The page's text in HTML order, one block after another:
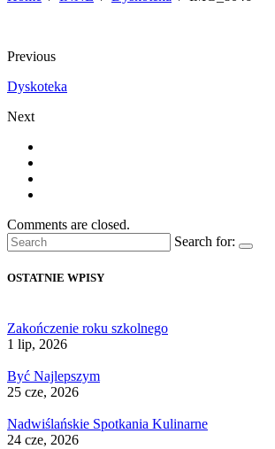
Previous
Dyskoteka
Next
Comments are closed.
Search for:
OSTATNIE WPISY
Zakończenie roku szkolnego
1 lip, 2026
Być Najlepszym
25 cze, 2026
Nadwiślańskie Spotkania Kulinarne
24 cze, 2026